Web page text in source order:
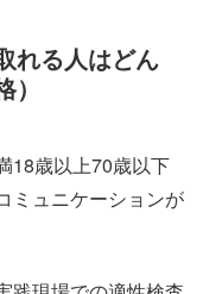
れる人はどん
18歳以上70歳以下
ミュニケーションが